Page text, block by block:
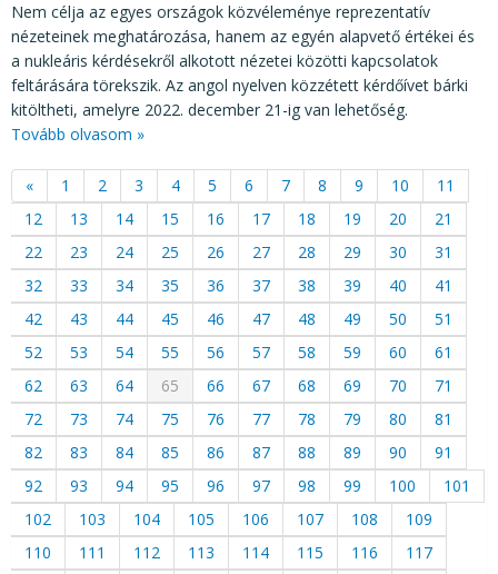
Nem célja az egyes országok közvéleménye reprezentatív
nézeteinek meghatározása, hanem az egyén alapvető értékei és
a nukleáris kérdésekről alkotott nézetei közötti kapcsolatok
feltárására törekszik. Az angol nyelven közzétett kérdőívet bárki
kitöltheti, amelyre 2022. december 21-ig van lehetőség.
Tovább olvasom »
« 1 2 3 4 5 6 7 8 9 10
11
12
13 14 15 16 17 18 19 20
21
22
23 24 25 26 27 28 29 30
31
32
33 34 35 36 37 38 39 40
41
42
43 44 45 46 47 48 49 50
51
52
53 54 55 56 57 58 59 60
61
62
63 64 65 66 67 68 69 70
71
72
73 74 75 76 77 78 79 80
81
82
83 84 85 86 87 88 89 90
91
92
93 94 95 96 97 98 99 100
101
102
103 104 105 106 107 108
109
110
111 112 113 114 115 116
117